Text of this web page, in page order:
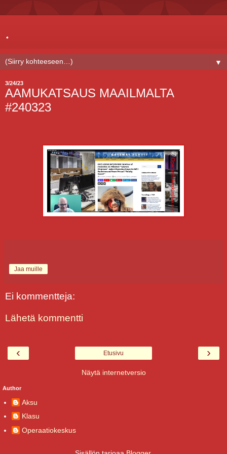
.
▼
3/24/23
AAMUKATSAUS MAAILMALTA
#240323
Jaa muille
Ei kommentteja:
Lähetä kommentti
‹ ›
Etusivu
Näytä internetversio
Author
Aksu
Klasu
Operaatiokeskus